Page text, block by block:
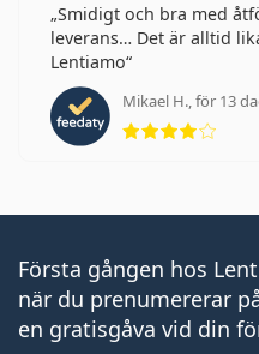
Smidigt och bra med
leverans… Det är alltid
Lentiamo
Mikael H., för 13
Första gången hos
när du prenumererar
en gratisgåva vid din